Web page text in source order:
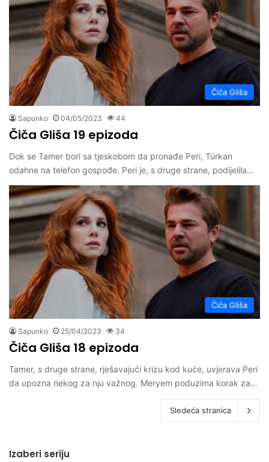
Čiča Gliša
Sapunko 04/05/2023 44
Čiča Gliša 19 epizoda
Dok se Tamer bori sa tjeskobom da pronađe Peri, Türkan
odahne na telefon gospođe. Peri je, s druge strane, podijelila…
Čiča Gliša
Sapunko 25/04/2023 34
Čiča Gliša 18 epizoda
Tamer, s druge strane, rješavajući krizu kod kuće, uvjerava Peri
da upozna nekog za nju važnog. Meryem poduzima korak za…
Sledeća stranica
Izaberi seriju